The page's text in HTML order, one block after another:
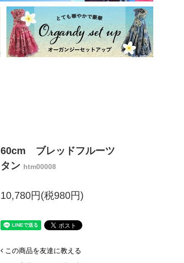
60cm ブレッドフルーツ
タン htm00008
10,780円(税980円)
この商品を友達に教える